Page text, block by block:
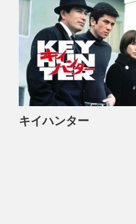
キイハンター